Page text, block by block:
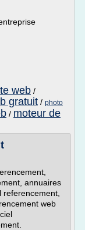
web /
gratuit / photo
/ moteur de
annuaires
web